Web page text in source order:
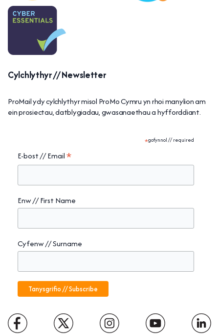
Cylchlythyr // Newsletter
ProMail ydy cylchlythyr misol ProMo Cymru yn rhoi manylion am
ein prosiectau, datblygiadau, gwasanaethau a hyfforddiant.
*gofynnol // required
E-bost // Email*
Enw // First Name
Cyfenw // Surname